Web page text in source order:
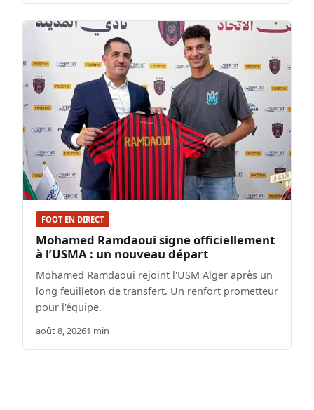
FOOT EN DIRECT
Mohamed Ramdaoui signe officiellement
à l’USMA : un nouveau départ
Mohamed Ramdaoui rejoint l'USM Alger après un
long feuilleton de transfert. Un renfort prometteur
pour l'équipe.
août 8, 20261 min